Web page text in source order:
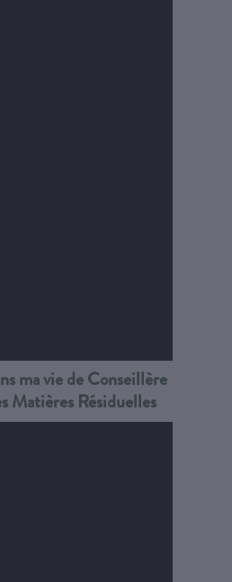
ma vie de Conseillère
Matières Résiduelles